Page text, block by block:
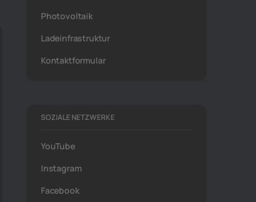
Photovoltaik
Ladeinfrastruktur
Kontaktformular
SOZIALE NETZWERKE
YouTube
Instagram
Facebook